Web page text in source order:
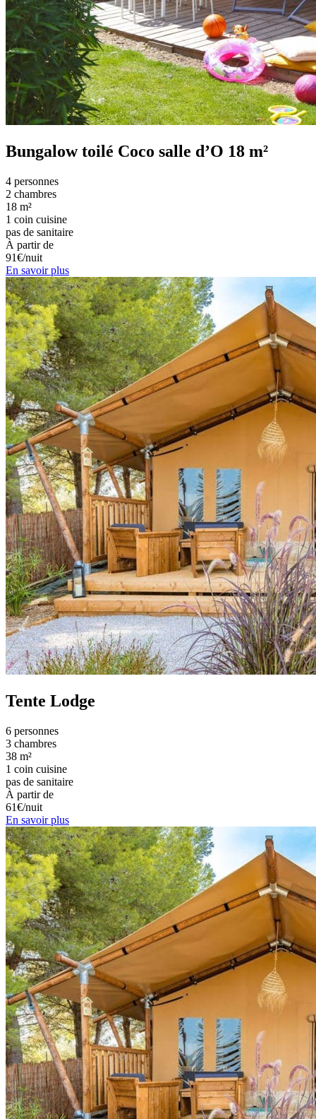
Bungalow toilé Coco salle d’O 18 m²
4 personnes
2 chambres
18 m²
1 coin cuisine
pas de sanitaire
À partir de
91€/nuit
En savoir plus
Tente Lodge
6 personnes
3 chambres
38 m²
1 coin cuisine
pas de sanitaire
À partir de
61€/nuit
En savoir plus